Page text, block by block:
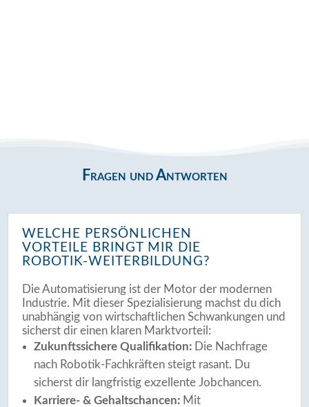
Fragen und Antworten
WELCHE PERSÖNLICHEN
VORTEILE BRINGT MIR DIE
ROBOTIK-WEITERBILDUNG?
Die Automatisierung ist der Motor der modernen
Industrie. Mit dieser Spezialisierung machst du dich
unabhängig von wirtschaftlichen Schwankungen und
sicherst dir einen klaren Marktvorteil:
Zukunftssichere Qualifikation: Die Nachfrage
nach Robotik-Fachkräften steigt rasant. Du
sicherst dir langfristig exzellente Jobchancen.
Karriere- & Gehaltschancen: Mit